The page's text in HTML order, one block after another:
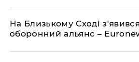
На Близькому Сході
оборонний альянс –